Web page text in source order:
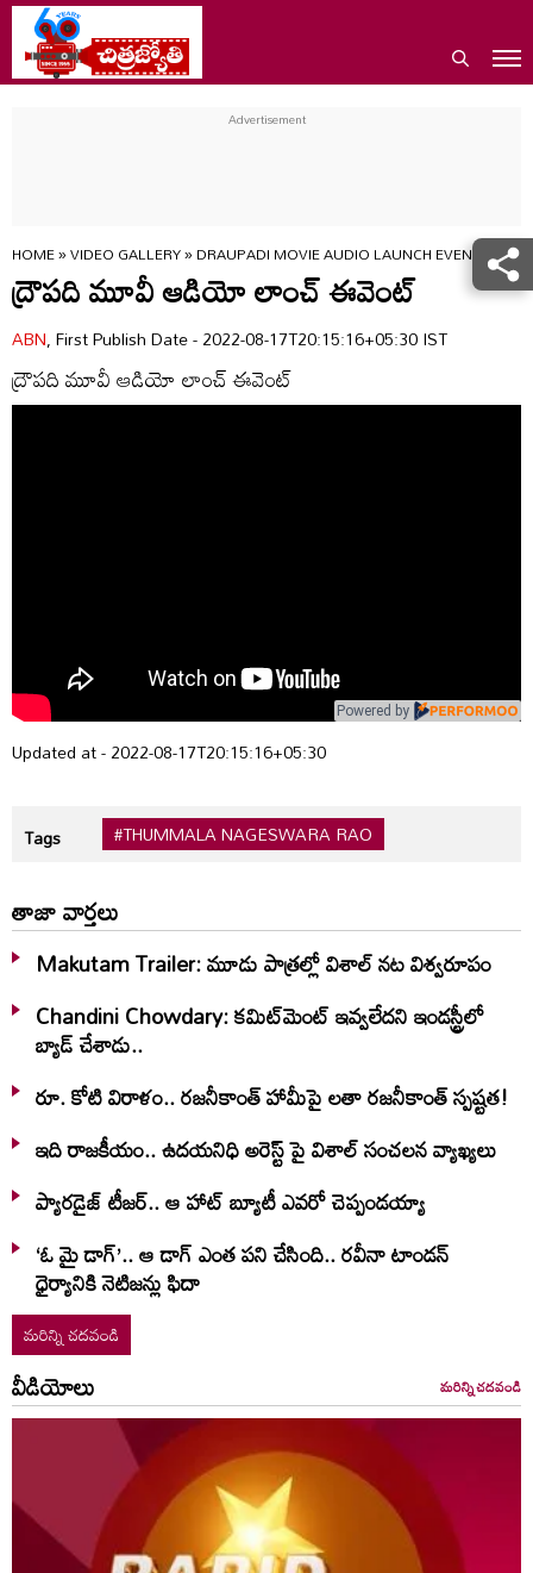
HOME»VIDEO GALLERY»DRAUPADI MOVIE AUDIO LAUNCH EVENT
ద్రౌపది మూవీ ఆడియో లాంచ్ ఈవెంట్
ABN, First Publish Date - 2022-08-17T20:15:16+05:30 IST
ద్రౌపది మూవీ ఆడియో లాంచ్ ఈవెంట్
Powered by
Updated at - 2022-08-17T20:15:16+05:30
Tags #THUMMALA NAGESWARA RAO
తాజా వార్తలు
Makutam Trailer: మూడు పాత్రల్లో విశాల్ నట విశ్వరూపం
Chandini Chowdary: కమిట్‌మెంట్ ఇవ్వలేదని ఇండస్ట్రీలో
బ్యాడ్ చేశాడు..
రూ. కోటి విరాళం.. రజనీకాంత్ హామీపై లతా రజనీకాంత్ స్పష్టత!
ఇది రాజకీయం.. ఉదయనిధి అరెస్ట్ పై విశాల్ సంచలన వ్యాఖ్యలు
ప్యారడైజ్ టీజర్.. ఆ హాట్ బ్యూటీ ఎవరో చెప్పండయ్యా
‘ఓ మై డాగ్’.. ఆ డాగ్ ఎంత పని చేసింది.. రవీనా టాండన్
ధైర్యానికి నెటిజన్లు ఫిదా
మరిన్ని చదవండి
వీడియోలు మరిన్ని చదవండి